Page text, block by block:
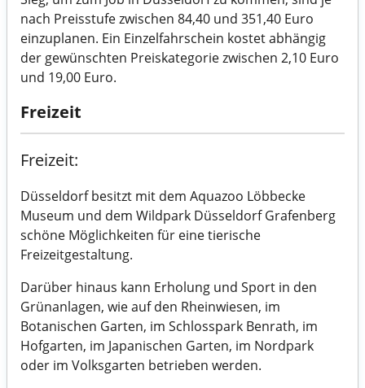
nach Preisstufe zwischen 84,40 und 351,40 Euro
einzuplanen. Ein Einzelfahrschein kostet abhängig
der gewünschten Preiskategorie zwischen 2,10 Euro
und 19,00 Euro.
Freizeit
Freizeit:
Düsseldorf besitzt mit dem Aquazoo Löbbecke
Museum und dem Wildpark Düsseldorf Grafenberg
schöne Möglichkeiten für eine tierische
Freizeitgestaltung.
Darüber hinaus kann Erholung und Sport in den
Grünanlagen, wie auf den Rheinwiesen, im
Botanischen Garten, im Schlosspark Benrath, im
Hofgarten, im Japanischen Garten, im Nordpark
oder im Volksgarten betrieben werden.